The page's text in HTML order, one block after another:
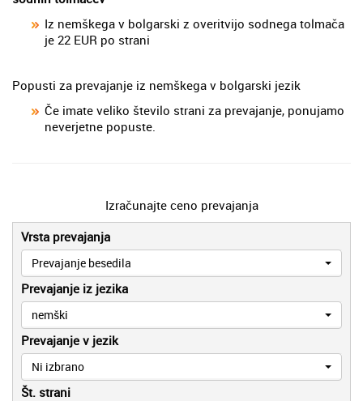
Iz nemškega v bolgarski z overitvijo sodnega tolmača
je 22 EUR po strani
Popusti za prevajanje iz nemškega v bolgarski jezik
Če imate veliko število strani za prevajanje, ponujamo
neverjetne popuste.
Izračunajte ceno prevajanja
Vrsta prevajanja
Prevajanje besedila
Prevajanje iz jezika
nemški
Prevajanje v jezik
Ni izbrano
Št. strani